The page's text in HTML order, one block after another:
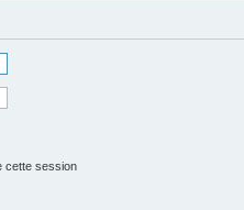
cette session